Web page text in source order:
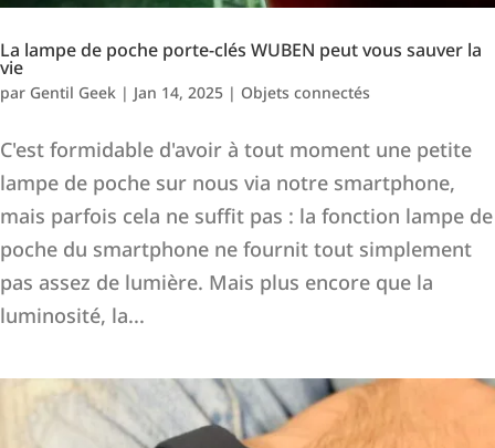
La lampe de poche porte-clés WUBEN peut vous sauver la
vie
par Gentil Geek | Jan 14, 2025 | Objets connectés
C'est formidable d'avoir à tout moment une petite
lampe de poche sur nous via notre smartphone,
mais parfois cela ne suffit pas : la fonction lampe de
poche du smartphone ne fournit tout simplement
pas assez de lumière. Mais plus encore que la
luminosité, la...